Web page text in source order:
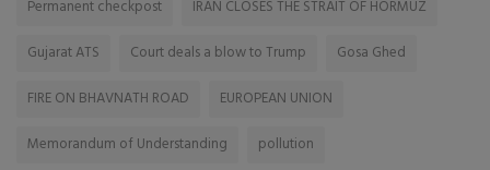
Permanent checkpost
IRAN CLOSES THE STRAIT OF HORMUZ
Gujarat ATS
Court deals a blow to Trump
Gosa Ghed
FIRE ON BHAVNATH ROAD
EUROPEAN UNION
Memorandum of Understanding
pollution